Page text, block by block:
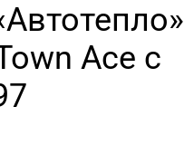
Ace с